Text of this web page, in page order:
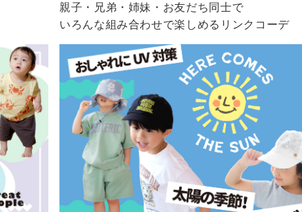
親子・兄弟・姉妹・お友だち同士で
いろんな組み合わせで楽しめるリンクコーデ